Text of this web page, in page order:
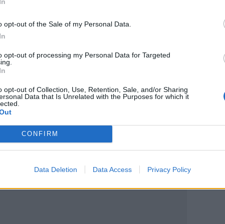
opt-out of the Sale of my Personal Data.
opt-out of processing my Personal Data for Targeted
opt-out of Collection, Use, Retention, Sale, and/or Sharing
Data that Is Unrelated with the Purposes for which it
CONFIRM
Data Deletion Data Access Privacy Policy
στην αστυνομία η οικογένεια της
Ξενοχοδοϋπάλληλων Ηρακλείου
του Galaxy Hotel Iraklio!
Google News
μας στοYouTube